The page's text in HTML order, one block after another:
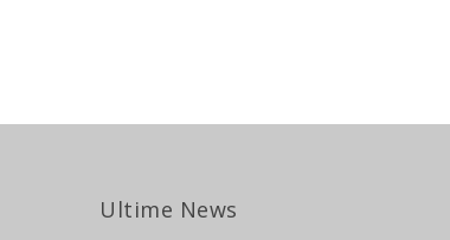
Ultime News